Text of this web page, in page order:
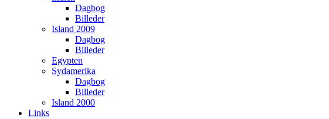
Dagbog
Billeder
Island 2009
Dagbog
Billeder
Egypten
Sydamerika
Dagbog
Billeder
Island 2000
Links